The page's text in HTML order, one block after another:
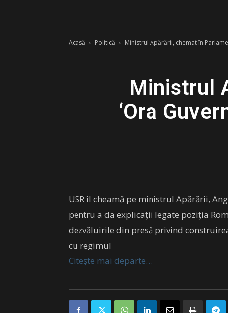
Acasă Politică Ministrul Apărării, chemat în
Ministrul
‘Ora
USR îl cheamă pe ministrul Apărării,
pentru a da explicații legate poziția
dezvăluirile din presă privind
cu regimul
Citește mai departe…